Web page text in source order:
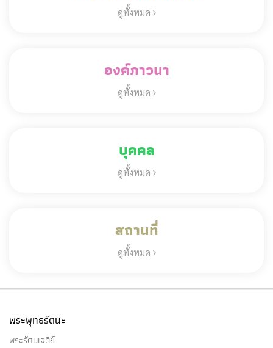
ดูทั้งหมด
องค์ภาวนา
ดูทั้งหมด
บุคคล
ดูทั้งหมด
สถานที่
ดูทั้งหมด
พระพุทธรัตนะ
พระรัตนเจดีย์